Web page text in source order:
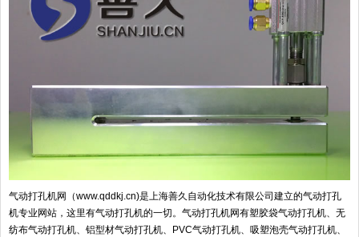
气动打孔机网（www.qddkj.cn)是上海善久自动化技术有限公司建立的气动打孔
机专业网站，这里有气动打孔机的一切。气动打孔机网有塑胶袋气动打孔机、无
纺布气动打孔机、铝型材气动打孔机、PVC气动打孔机、吸塑泡壳气动打孔机、